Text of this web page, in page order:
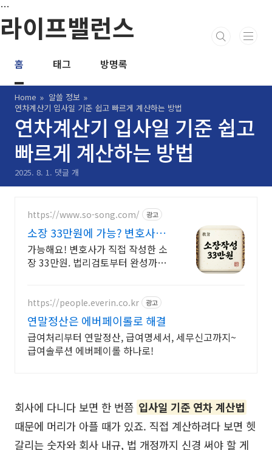
…
본문 바로가기
라이프밸런스
홈 태그 방명록
Home
알쓸 정보
연차계산기 입사일 기준 쉽고 빠르게 계산하는 방법
연차계산기 입사일 기준 쉽고
빠르게 계산하는 방법
2025. 8. 1. 댓글 개
https://www.so-song.com/ 광고
소장 33만원에 가능? 변호사가
직접 작성
가능해요! 변호사가 직접 작성한 소
장 33만원. 법리검토부터 완성까지
https://people.everin.co.kr 광고
연말정산은 에버페이롤로 해결
급여처리부터 연말정산, 급여명세서, 세무신고까지~
급여솔루션 에버페이롤 하나로!
회사에 다니다 보면 한 번쯤 입사일 기준 연차 계산법
때문에 머리가 아플 때가 있죠. 직접 계산하려다 보면 헷
갈리는 숫자와 회사 내규, 법 개정까지 신경 써야 할 게